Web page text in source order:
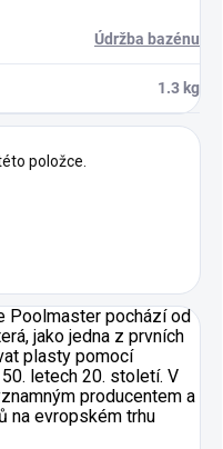
Údržba bazénu
1.3 kg
položce.
Poolmaster pochází od
jako jedna z prvních
plasty pomocí
letech 20. století. V
producentem a
na evropském trhu